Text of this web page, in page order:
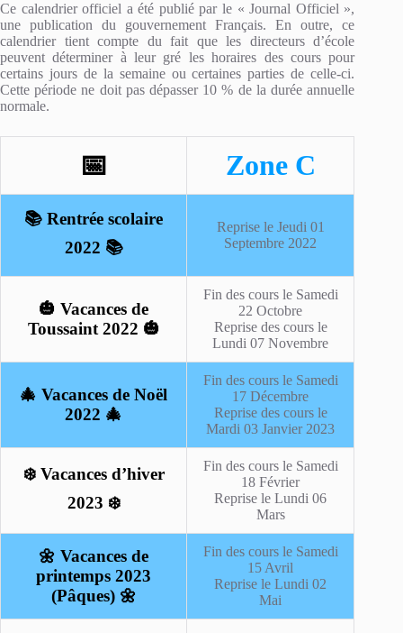
Ce calendrier officiel a été publié par le « Journal Officiel »,
une publication du gouvernement Français. En outre, ce
calendrier tient compte du fait que les directeurs d’école
peuvent déterminer à leur gré les horaires des cours pour
certains jours de la semaine ou certaines parties de celle-ci.
Cette période ne doit pas dépasser 10 % de la durée annuelle
normale.
📅 Zone C
📚 Rentrée scolaire
2022 📚
Reprise le Jeudi 01
Septembre 2022
🎃 Vacances de
Toussaint 2022 🎃
Fin des cours le Samedi
22 Octobre
Reprise des cours le
Lundi 07 Novembre
🎄 Vacances de Noël
2022 🎄
Fin des cours le Samedi
17 Décembre
Reprise des cours le
Mardi 03 Janvier 2023
❄️ Vacances d’hiver
2023 ❄️
Fin des cours le Samedi
18 Février
Reprise le Lundi 06
Mars
🌼 Vacances de
printemps 2023
(Pâques) 🌼
Fin des cours le Samedi
15 Avril
Reprise le Lundi 02
Mai